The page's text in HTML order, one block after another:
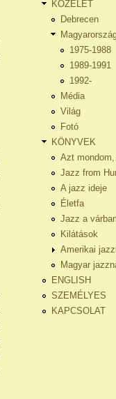
KÖZÉLET
Debrecen
1975-1988
1989-1991
1992-
Média
Világ
Fotó
KÖNYVEK
Azt
Jazz from
A jazz ideje
Életfa
Jazz a
Kilátások
Amerikai
Magyar
ENGLISH
SZEMÉLYES
KAPCSOLAT